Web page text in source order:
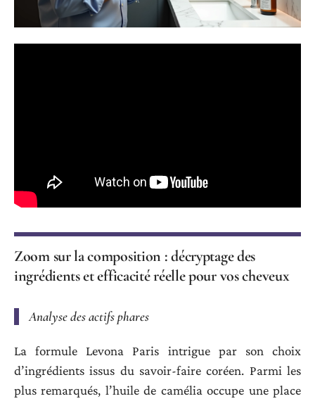
Zoom sur la composition : décryptage des
ingrédients et efficacité réelle pour vos cheveux
Analyse des actifs phares
La formule Levona Paris intrigue par son choix
d’ingrédients issus du savoir-faire coréen. Parmi les
plus remarqués, l’huile de camélia occupe une place